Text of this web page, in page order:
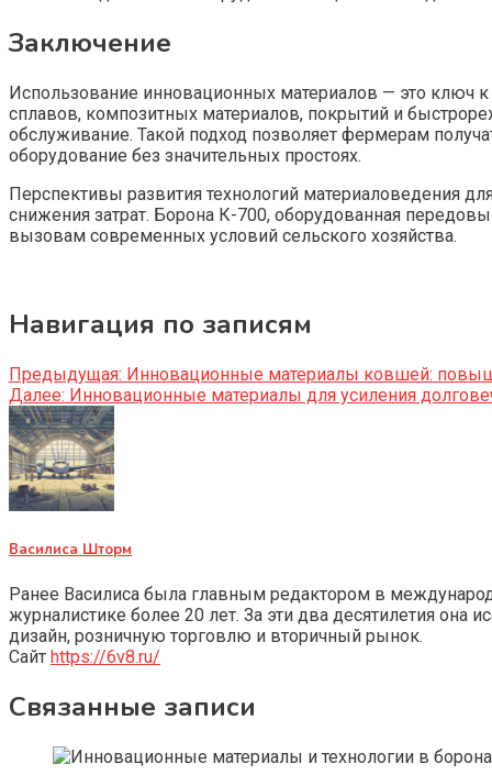
Заключение
Использование инновационных материалов — это
сплавов, композитных материалов, покрытий и
обслуживание. Такой подход позволяет фермерам
оборудование без значительных простоях.
Перспективы развития технологий материаловедения
снижения затрат. Борона К-700, оборудованная
вызовам современных условий сельского хозяйства.
Навигация по записям
Предыдущая: Инновационные материалы ковшей:
Далее: Инновационные материалы для усиления
Василиса Шторм
Ранее Василиса была главным редактором в
журналистике более 20 лет. За эти два десятилетия
дизайн, розничную торговлю и вторичный рынок.
Сайт https://6v8.ru/
Связанные записи